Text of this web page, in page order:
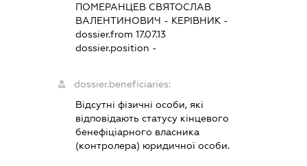
ПОМЕРАНЦЕВ СВЯТОСЛАВ
ВАЛЕНТИНОВИЧ - КЕРІВНИК -
dossier.from 17.07.13
dossier.position -
dossier.beneficiaries:
Відсутні фізичні особи, які
відповідають статусу кінцевого
бенефіціарного власника
(контролера) юридичної особи.